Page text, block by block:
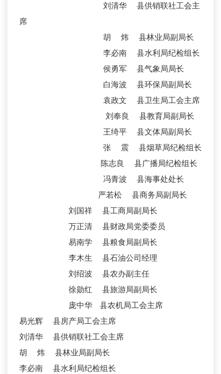
刘清华 县供销联社工会主
席
胡 炜 县林业局副局长
李必南 县水利局纪检组长
侯勇军 县气象局局长
白海波 县环保局副局长
袁政文 县卫生局工会主席
刘奉良 县教育局副局长
王绮平 县文体局副局长
张 震 县烟草局纪检组长
陈志良 县广播局纪检组长
冯青波 县海事处处长
严若松 县商务局副局长
刘国祥 县工商局副局长
万正清 县财政局党委委员
易南学 县粮食局副局长
李木生 县石油公司经理
刘绍波 县农办副主任
徐勋红 县旅游局副局长
庞中华 县农机局工会主席
易光辉 县房产局工会主席
刘清华 县供销联社工会主席
胡 炜 县林业局副局长
李必南 县水利局纪检组长